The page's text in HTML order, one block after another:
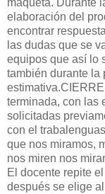
maqueta. Durante
elaboración del
encontrar
las dudas que se
equipos que así lo
también durante la
estimativa.
terminada, con las
solicitadas
con el
que nos miramos,
nos miren nos
El docente repite
después se elige